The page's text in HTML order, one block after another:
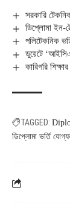
সরকারি
ডিপ্লোমা ইন-
পলিটেকনিক
ডুয়েটে
কারিগরি
TAGGED:
ডিপ্লোমা ভর্তি